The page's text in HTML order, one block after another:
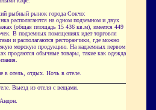
рыбный рынок города Сокчо:
располагаются на одном подземном и двух
(общая площадь 15 436 кв.м), имеется 449
В подземных помещениях идет торговля
и располагаются ресторанчики, где можно
морскую продукцию. На надземных первом и
продаются обычные товары, такие как одежда и
в отель, отдых. Ночь в отеле.
Выезд из отеля с вещами.